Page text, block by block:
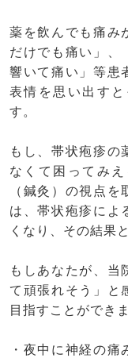
薬を飲んでも痛み
だけでも痛い」、
響いて痛い」等患
表情を思い出す
す。
もし、帯状疱疹の
なくて困ってみ
（鍼灸）の視点
は、帯状疱疹によ
くなり、その結果
もしあなたが、当
て頑張れそう」と
目指すことができま
・夜中に神経の痛